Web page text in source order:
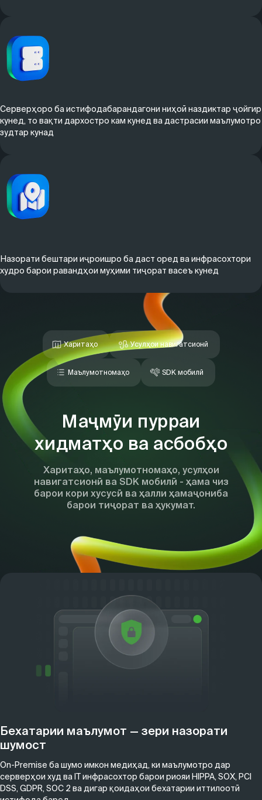
Серверҳоро ба истифодабарандагони ниҳоӣ наздиктар ҷойгир
кунед, то вақти дархостро кам кунед ва дастрасии маълумотро
зудтар кунад
Назорати бештари иҷроишро ба даст оред ва инфрасохтори
худро барои равандҳои муҳими тиҷорат васеъ кунед
Харитаҳо Усулҳои навигатсионӣ
Маълумотномаҳо SDK мобилӣ
Маҷмӯи пурраи
хидматҳо ва асбобҳо
Харитаҳо, маълумотномаҳо, усулҳои
навигатсионӣ ва SDK мобилӣ - ҳама чиз
барои кори хусусӣ ва ҳалли ҳамаҷониба
барои тиҷорат ва ҳукумат.
Бехатарии маълумот — зери назорати
шумост
On-Premise ба шумо имкон медиҳад, ки маълумотро дар
серверҳои худ ва IT инфрасохтор барои риояи HIPPA, SOX, PCI
DSS, GDPR, SOC 2 ва дигар қоидаҳои бехатарии иттилоотӣ